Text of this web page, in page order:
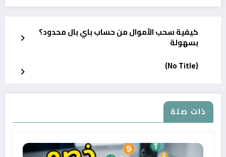
كيفية سحب الأموال من حساب باي بال محدود؟
بسهولة
(No Title)
ذات صلة